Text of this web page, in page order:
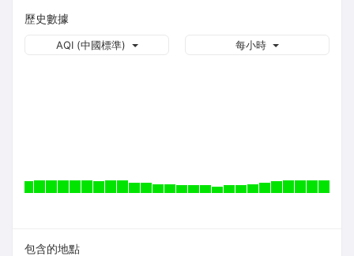
歷史數據
每小時
AQI (中國標準)
包含的地點